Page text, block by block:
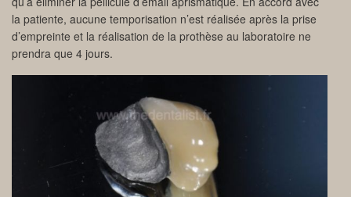
la patiente, aucune temporisation n’est réalisée après la prise
d’empreinte et la réalisation de la prothèse au laboratoire ne
prendra que 4 jours.